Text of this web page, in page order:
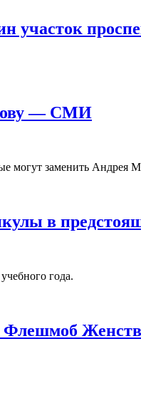
участок
— СМИ
могут заменить Андрея
в
года.
Флешмоб